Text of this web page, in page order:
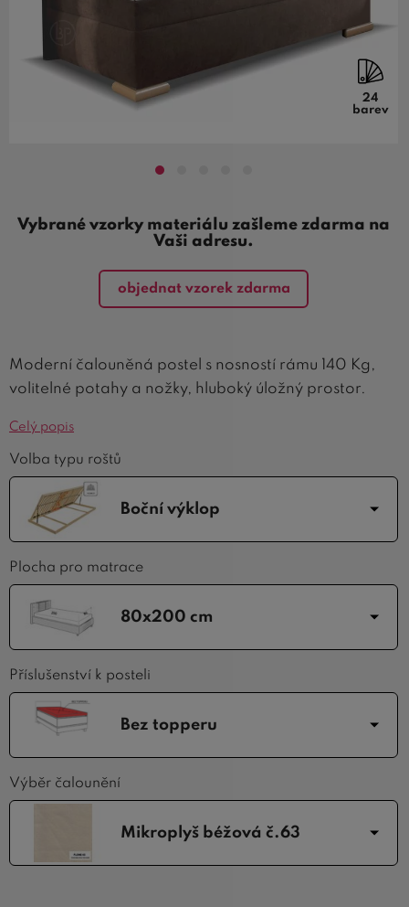
Moderní čalouněná postel s nosností rámu 140 Kg,
volitelné potahy a nožky, hluboký úložný prostor.
Celý popis
Volba typu roštů
Boční výklop
Plocha pro matrace
80x200 cm
Příslušenství k posteli
Bez topperu
Výběr čalounění
Mikroplyš béžová č.63
24
barev
Vybrané vzorky materiálu zašleme zdarma na
Vaši adresu.
objednat vzorek zdarma